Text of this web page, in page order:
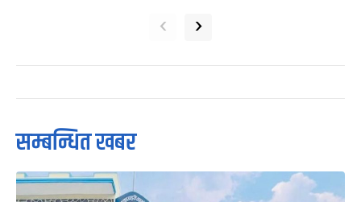
‹ ›
सम्बन्धित खबर